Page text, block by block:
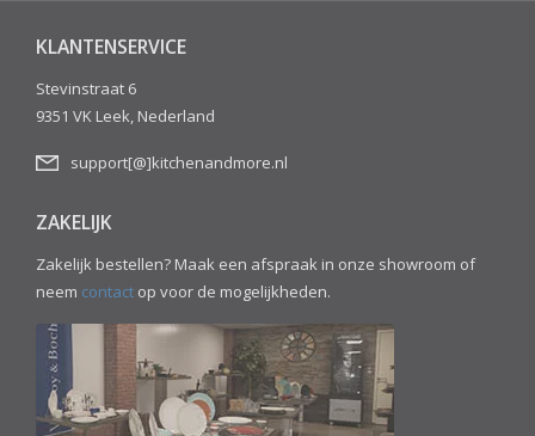
KLANTENSERVICE
Stevinstraat 6
9351 VK Leek, Nederland
support[@]kitchenandmore.nl
ZAKELIJK
Zakelijk bestellen? Maak een afspraak in onze showroom of
neem contact op voor de mogelijkheden.